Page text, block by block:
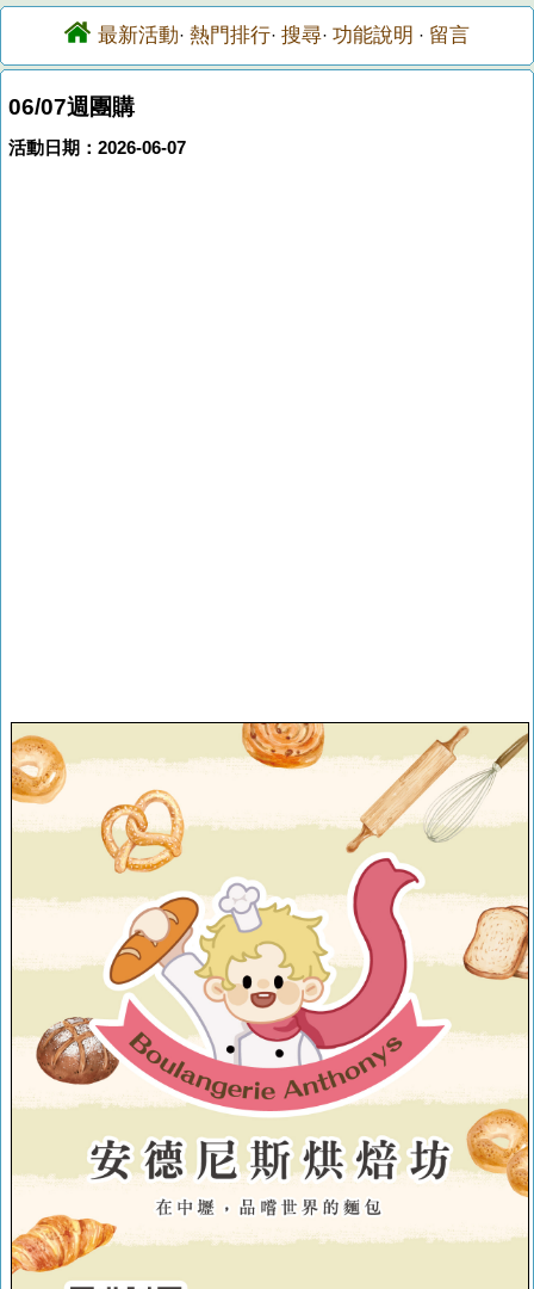
最新活動· 熱門排行· 搜尋· 功能說明 · 留言
06/07週團購
活動日期：2026-06-07